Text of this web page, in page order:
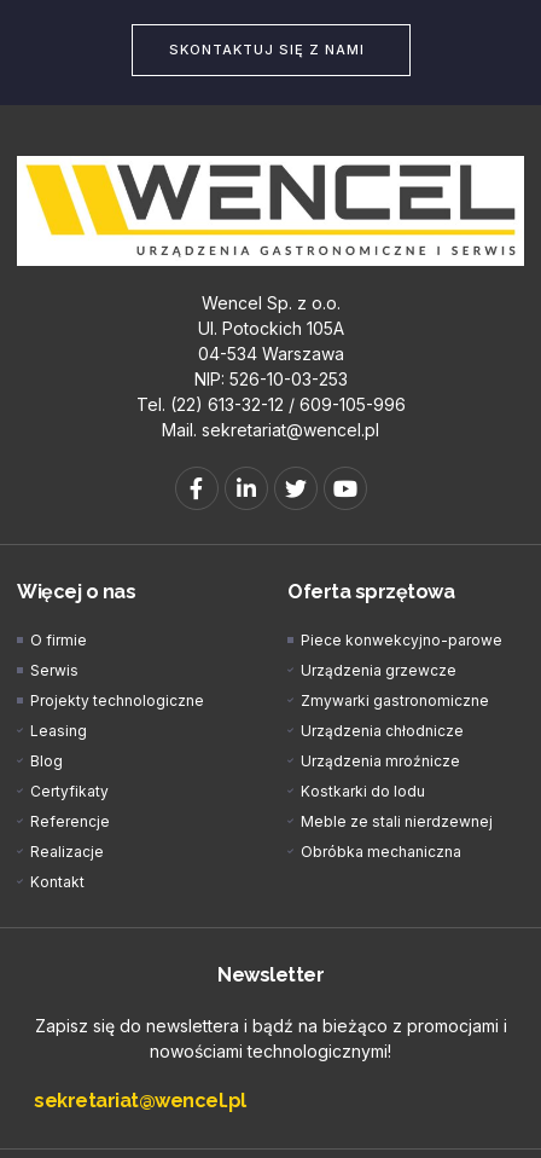
SKONTAKTUJ SIĘ Z NAMI
Wencel Sp. z o.o.
Ul. Potockich 105A
04-534 Warszawa
NIP: 526-10-03-253
Tel. (22) 613-32-12 / 609-105-996
Mail. sekretariat@wencel.pl
Więcej o nas
O firmie
Serwis
Projekty technologiczne
Leasing
Blog
Certyfikaty
Referencje
Realizacje
Kontakt
Oferta sprzętowa
Piece konwekcyjno-parowe
Urządzenia grzewcze
Zmywarki gastronomiczne
Urządzenia chłodnicze
Urządzenia mroźnicze
Kostkarki do lodu
Meble ze stali nierdzewnej
Obróbka mechaniczna
Newsletter
Zapisz się do newslettera i bądź na bieżąco z promocjami i
nowościami technologicznymi!
sekretariat@wencel.pl